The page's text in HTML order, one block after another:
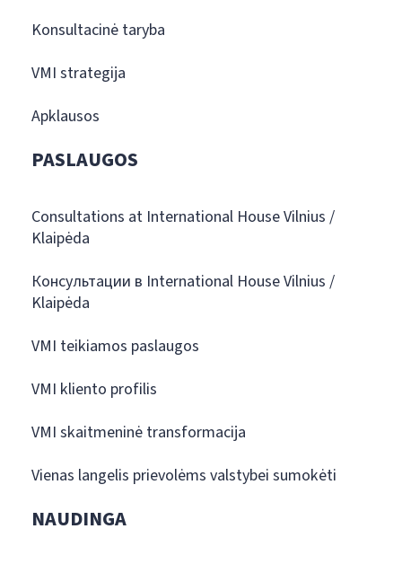
Konsultacinė taryba
VMI strategija
Apklausos
PASLAUGOS
Consultations at International House Vilnius /
Klaipėda
Консультации в International House Vilnius /
Klaipėda
VMI teikiamos paslaugos
VMI kliento profilis
VMI skaitmeninė transformacija
Vienas langelis prievolėms valstybei sumokėti
NAUDINGA